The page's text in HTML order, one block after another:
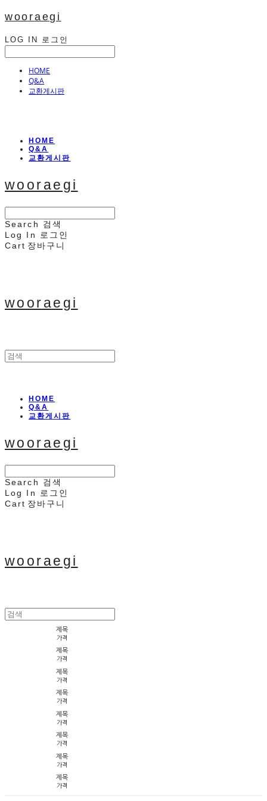
wooraegi
LOG IN 로그인
HOME
Q&A
교환게시판
HOME
Q&A
교환게시판
wooraegi
Search
검색
Log In
로그인
Cart 장바구니
wooraegi
HOME
Q&A
교환게시판
wooraegi
Search
검색
Log In
로그인
Cart 장바구니
wooraegi
제목
가격
제목
가격
제목
가격
제목
가격
제목
가격
제목
가격
제목
가격
제목
가격